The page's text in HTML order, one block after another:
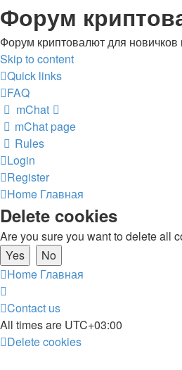
Форум
Форум криптовалют для
Skip to content
Quick links
FAQ
mChat
mChat page
Rules
Login
Register
Home Главная
Delete cookies
Are you sure you want to delete all
Home Главная
Contact us
All times are UTC+03:00
Delete cookies